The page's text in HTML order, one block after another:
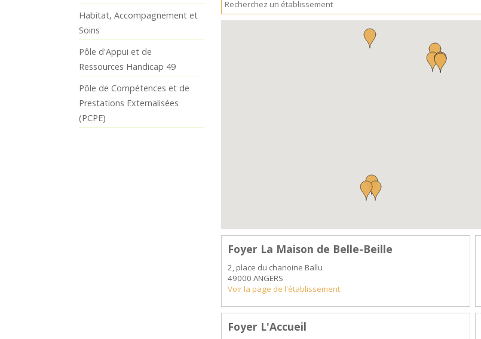
Habitat, Accompagnement et
Soins
Pôle d'Appui et de
Ressources Handicap 49
Pôle de Compétences et de
Prestations Externalisées
(PCPE)
Foyer La Maison de Belle-Beille
2, place du chanoine Ballu
49000 ANGERS
Voir la page de l'établissement
Foyer L'Accueil